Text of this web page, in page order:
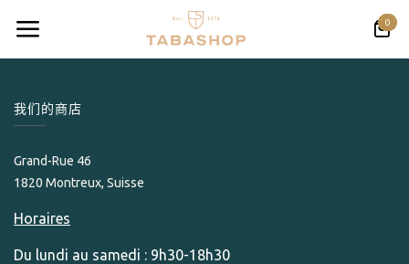
0
我们的商店
Grand-Rue 46
1820 Montreux, Suisse
Horaires
Du lundi au samedi : 9h30-18h30